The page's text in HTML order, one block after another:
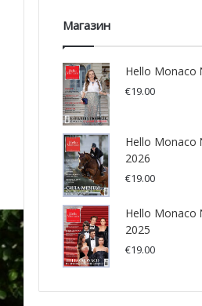
Магазин
Hello Monaco
€19.00
Hello
2026
€19.00
Hello
2025
€19.00